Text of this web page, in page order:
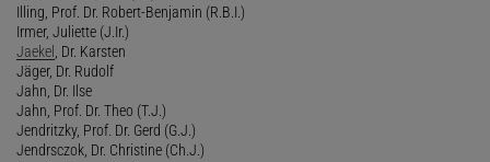
Illing, Prof. Dr. Robert-Benjamin (R.B.I.)
Irmer, Juliette (J.Ir.)
Jaekel , Dr. Karsten
Jäger, Dr. Rudolf
Jahn, Dr. Ilse
Jahn, Prof. Dr. Theo (T.J.)
Jendritzky, Prof. Dr. Gerd (G.J.)
Jendrsczok, Dr. Christine (Ch.J.)